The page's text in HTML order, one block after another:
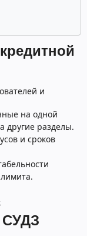
и
на одной
другие разделы.
и сроков
СУДЗ